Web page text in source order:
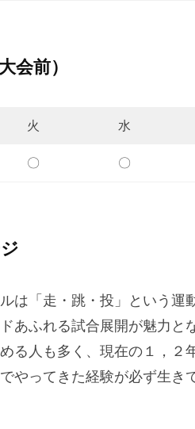
会前）
火 水
〇 〇
は「走・跳・投」という運
あふれる試合展開が魅力と
る人も多く、現在の１，２
やってきた経験が必ず生き